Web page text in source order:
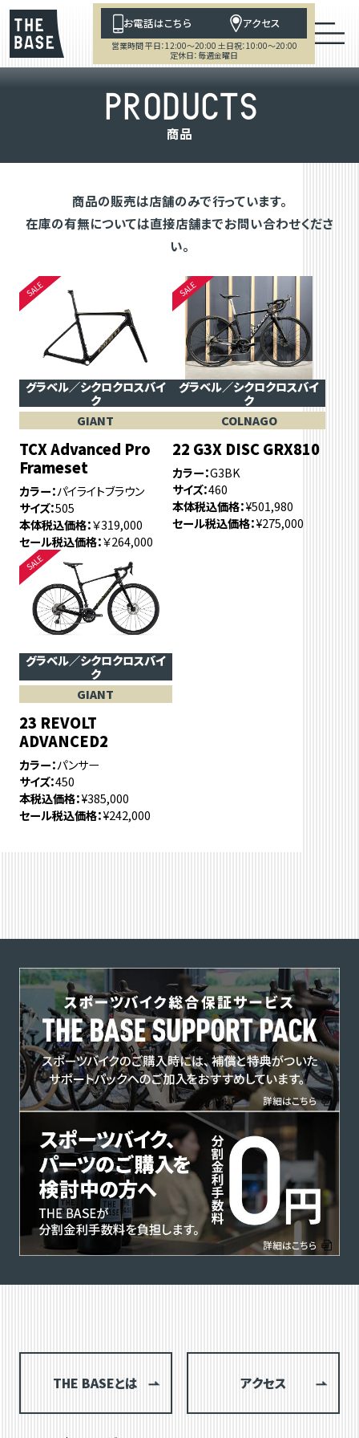
お電話はこちら アクセス
営業時間 平日：12:00～20:00 土日祝：10:00～20:00
定休日：毎週金曜日
PRODUCTS
商品
商品の販売は店舗のみで行っています。
在庫の有無については直接店舗までお問い合わせくださ
い。
グラベル／シクロクロスバイ
ク
GIANT
TCX Advanced Pro
Frameset
カラー パイライトブラウン
サイズ 505
本体税込価格 ￥319,000
セール税込価格 ￥264,000
グラベル／シクロクロスバイ
ク
COLNAGO
22 G3X DISC GRX810
カラー G3BK
サイズ 460
本体税込価格 ¥501,980
セール税込価格 ¥275,000
グラベル／シクロクロスバイ
ク
GIANT
23 REVOLT
ADVANCED2
カラー パンサー
サイズ 450
本税込価格 ¥385,000
セール税込価格 ¥242,000
THE BASEとは アクセス